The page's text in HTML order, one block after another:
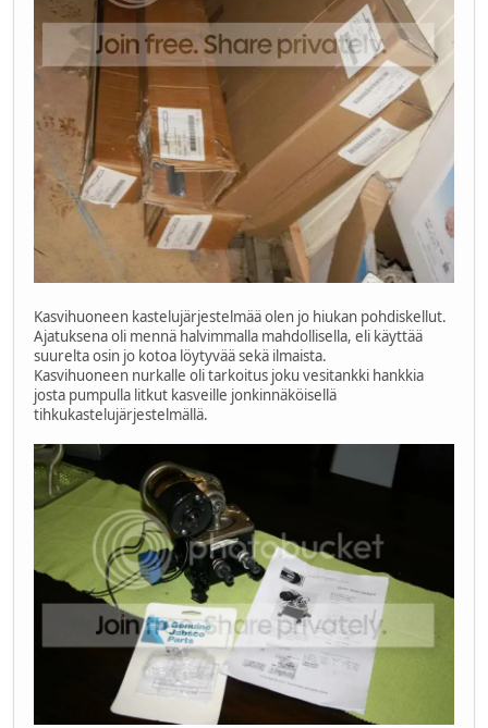
Kasvihuoneen kastelujärjestelmää olen jo hiukan pohdiskellut.
Ajatuksena oli mennä halvimmalla mahdollisella, eli käyttää
suurelta osin jo kotoa löytyvää sekä ilmaista.
Kasvihuoneen nurkalle oli tarkoitus joku vesitankki hankkia
josta pumpulla litkut kasveille jonkinnäköisellä
tihkukastelujärjestelmällä.